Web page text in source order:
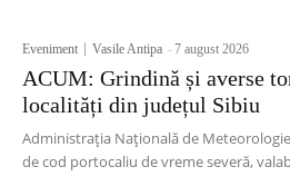
Eveniment Vasile Antipa -7 august 2026
ACUM: Grindină și averse
localități din județul Sibiu
Administrația Națională de
de cod portocaliu de vreme severă,